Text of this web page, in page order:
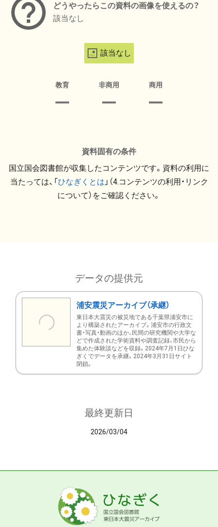
どうやったらこの資料の画像を使えるの？
該当なし
該当なし
教育 非商用 商用
資料固有の条件
国立国会図書館が収集したコンテンツです。資料の利用に
当たっては、「ひなぎくとは 」（4.コンテンツの利用・リンク
について）をご確認ください。
データの提供元
浦安震災アーカイブ（承継）
東日本大震災の被災地である千葉県浦安市に
より構築されたアーカイブ。浦安市の行政文
書・写真・動画のほか、民間の研究機関や大学な
どで作成された学術資料や調査記録、市民から
集めた体験談などを収録。2024年7月1日ひな
ぎくでデータを承継。2024年3月31日サイト
閉鎖。
最終更新日
2026/03/04